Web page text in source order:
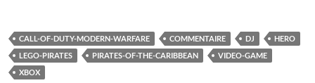
CALL-OF-DUTY-MODERN-WARFARE COMMENTAIRE DJ
HERO
LEGO-PIRATES
PIRATES-OF-THE-CARIBBEAN
VIDEO-GAME
XBOX